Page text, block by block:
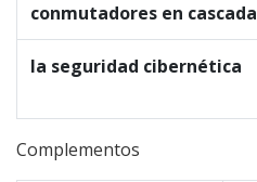
conmutadores en cascada
la seguridad cibernética
Complementos